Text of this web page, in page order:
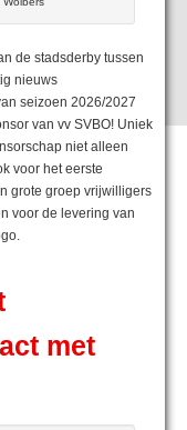
de stadsderby tussen
nieuws
seizoen 2026/2027
van vv SVBO! Uniek
niet alleen
voor het eerste
grote groep vrijwilligers
voor de levering van
met